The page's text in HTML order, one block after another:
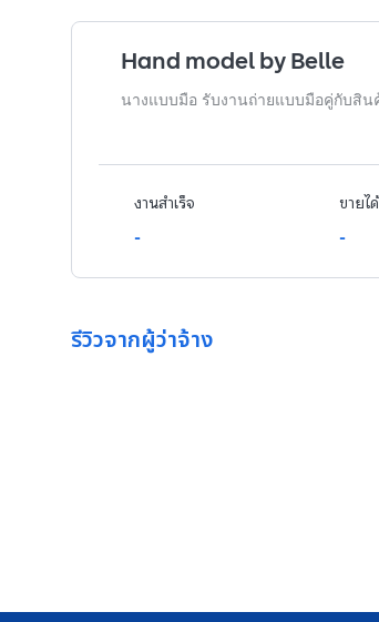
Hand model by Belle
นางแบบมือ รับงานถ่ายแบบมือคู่กับสิ
งานสำเร็จ
-
ขายได้
-
รีวิวจากผู้ว่าจ้าง